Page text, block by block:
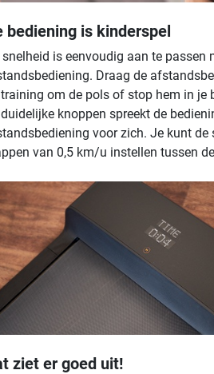
bediening is kinderspel
snelheid is eenvoudig aan te passen
Draag de
om de pols of stop hem in je
knoppen spreekt de
voor zich. Je kunt de
van 0,5 km/u instellen tussen
ziet er goed uit!